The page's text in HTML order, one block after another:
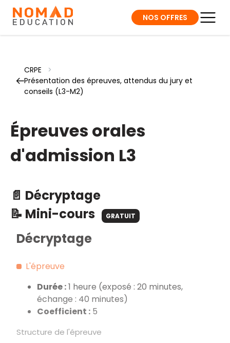
NOS OFFRES
CRPE
>
Présentation des épreuves, attendus du jury et
conseils (L3-M2)
Épreuves orales
d'admission L3
📄 Décryptage
📝 Mini-cours
GRATUIT
Décryptage
L'épreuve
Durée :1 heure (exposé : 20 minutes,
échange : 40 minutes)
Coefficient : 5
Structure de l'épreuve